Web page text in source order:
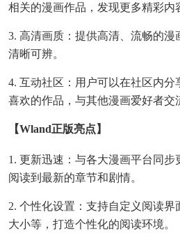
相关的漫画作品，发现更多精彩内
3. 高清画质：提供高清、流畅的
清晰可辨。
4. 互动社区：用户可以在社区内
喜欢的作品，与其他漫画爱好者交
【wland正版亮点】
1. 更新迅速：与各大漫画平台同
阅读到最新的章节和剧情。
2. 个性化设置：支持自定义阅读
大小等，打造个性化的阅读环境。